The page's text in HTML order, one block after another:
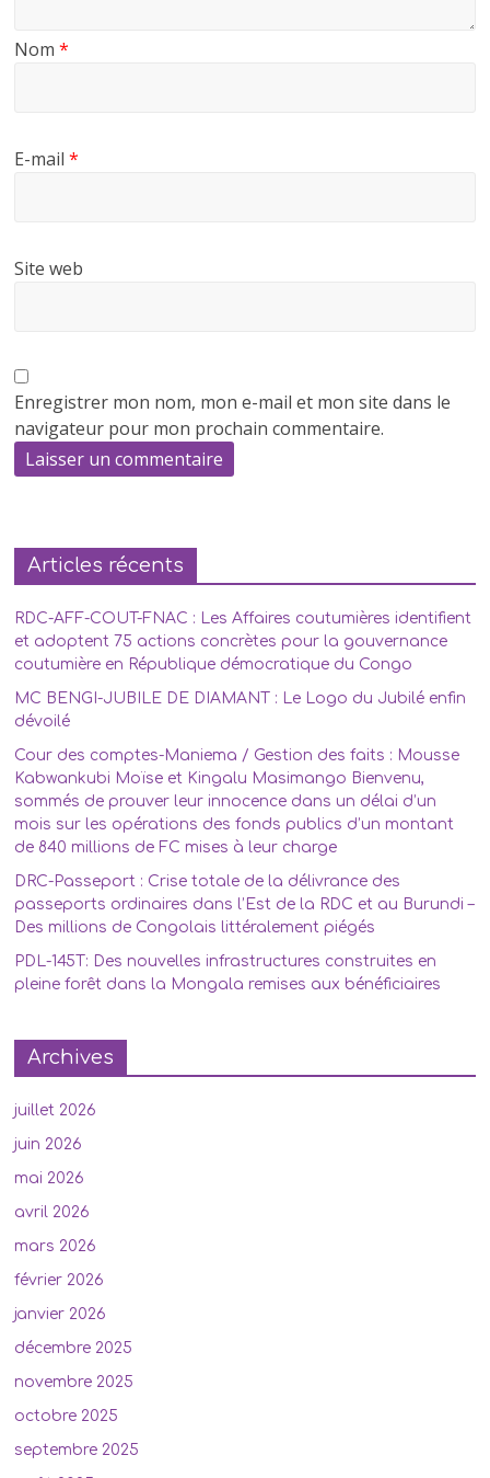
Nom*
E-mail*
Site web
Enregistrer mon nom, mon e-mail et mon site dans le
navigateur pour mon prochain commentaire.
Articles récents
RDC-AFF-COUT-FNAC : Les Affaires coutumières identifient
et adoptent 75 actions concrètes pour la gouvernance
coutumière en République démocratique du Congo
MC BENGI-JUBILE DE DIAMANT : Le Logo du Jubilé enfin
dévoilé
Cour des comptes-Maniema / Gestion des faits : Mousse
Kabwankubi Moïse et Kingalu Masimango Bienvenu,
sommés de prouver leur innocence dans un délai d’un
mois sur les opérations des fonds publics d’un montant
de 840 millions de FC mises à leur charge
DRC-Passeport : Crise totale de la délivrance des
passeports ordinaires dans l’Est de la RDC et au Burundi –
Des millions de Congolais littéralement piégés
PDL-145T: Des nouvelles infrastructures construites en
pleine forêt dans la Mongala remises aux bénéficiaires
Archives
juillet 2026
juin 2026
mai 2026
avril 2026
mars 2026
février 2026
janvier 2026
décembre 2025
novembre 2025
octobre 2025
septembre 2025